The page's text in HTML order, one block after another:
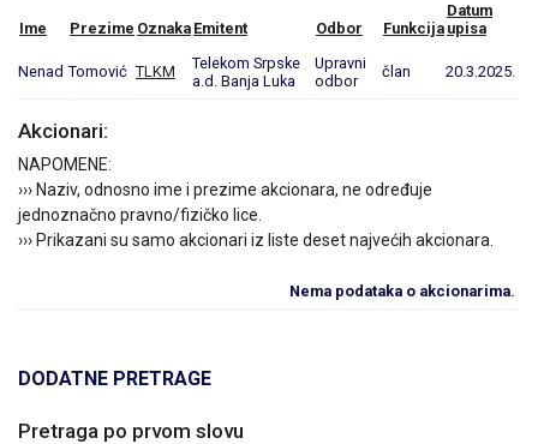
Ime Prezime Oznaka Emitent Odbor Funkcija
Datum
upisa
Nenad Tomović TLKM
Telekom Srpske
a.d. Banja Luka
Upravni
odbor
član 20.3.2025.
Akcionari:
NAPOMENE:
››› Naziv, odnosno ime i prezime akcionara, ne određuje
jednoznačno pravno/fizičko lice.
››› Prikazani su samo akcionari iz liste deset najvećih akcionara.
Nema podataka o akcionarima.
DODATNE PRETRAGE
Pretraga po prvom slovu